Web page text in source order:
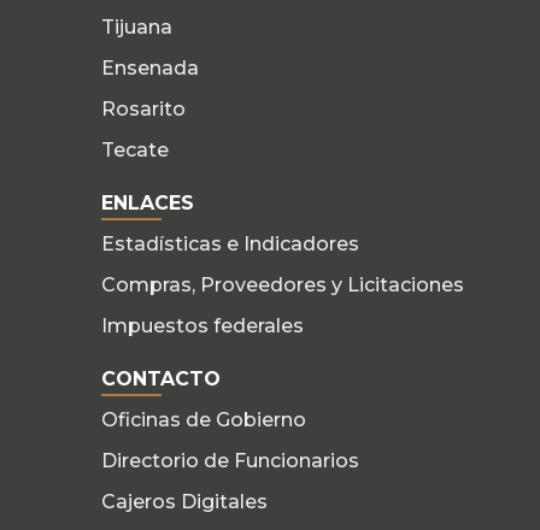
Tijuana
Ensenada
Rosarito
Tecate
ENLACES
Estadísticas e Indicadores
Compras, Proveedores y Licitaciones
Impuestos federales
CONTACTO
Oficinas de Gobierno
Directorio de Funcionarios
Cajeros Digitales